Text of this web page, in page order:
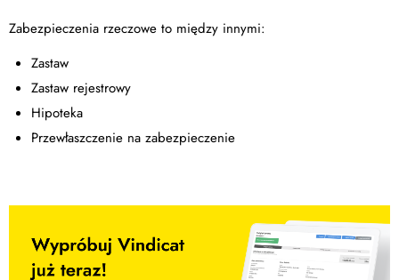
Zabezpieczenia rzeczowe to między innymi:
Zastaw
Zastaw rejestrowy
Hipoteka
Przewłaszczenie na zabezpieczenie